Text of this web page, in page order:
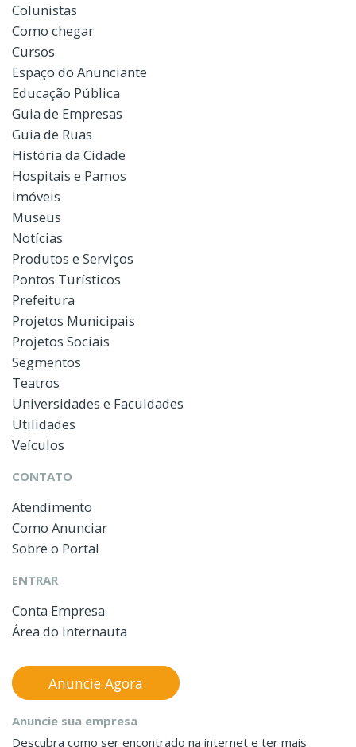
Colunistas
Como chegar
Cursos
Espaço do Anunciante
Educação Pública
Guia de Empresas
Guia de Ruas
História da Cidade
Hospitais e Pamos
Imóveis
Museus
Notícias
Produtos e Serviços
Pontos Turísticos
Prefeitura
Projetos Municipais
Projetos Sociais
Segmentos
Teatros
Universidades e Faculdades
Utilidades
Veículos
CONTATO
Atendimento
Como Anunciar
Sobre o Portal
ENTRAR
Conta Empresa
Área do Internauta
Anuncie sua empresa
Descubra como ser encontrado na internet e ter mais
Anuncie Agora